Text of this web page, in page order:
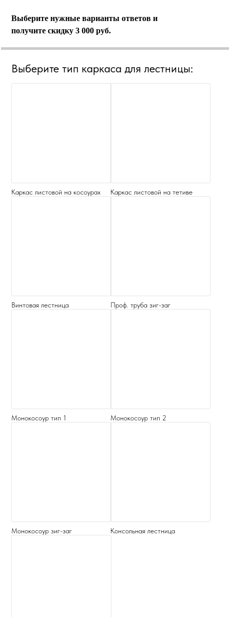
Выберите нужные варианты ответов и
получите скидку 3 000 руб.
Выберите тип каркаса для лестницы:
Каркас листовой на косоурах Каркас листовой на тетиве
Винтовая лестница Проф. труба зиг-заг
Монокосоур тип 1 Монокосоур тип 2
Монокосоур зиг-заг Консольная лестница